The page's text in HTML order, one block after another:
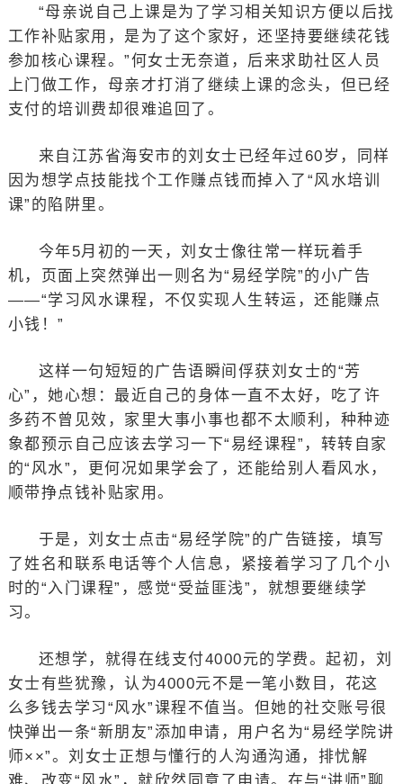
“母亲说自己上课是为了学习相关知识方便以后找
工作补贴家用，是为了这个家好，还坚持要继续花钱
参加核心课程。”何女士无奈道，后来求助社区人员
上门做工作，母亲才打消了继续上课的念头，但已经
支付的培训费却很难追回了。
来自江苏省海安市的刘女士已经年过60岁，同样
因为想学点技能找个工作赚点钱而掉入了“风水培训
课”的陷阱里。
今年5月初的一天，刘女士像往常一样玩着手
机，页面上突然弹出一则名为“易经学院”的小广告
——“学习风水课程，不仅实现人生转运，还能赚点
小钱！”
这样一句短短的广告语瞬间俘获刘女士的“芳
心”，她心想：最近自己的身体一直不太好，吃了许
多药不曾见效，家里大事小事也都不太顺利，种种迹
象都预示自己应该去学习一下“易经课程”，转转自家
的“风水”，更何况如果学会了，还能给别人看风水，
顺带挣点钱补贴家用。
于是，刘女士点击“易经学院”的广告链接，填写
了姓名和联系电话等个人信息，紧接着学习了几个小
时的“入门课程”，感觉“受益匪浅”，就想要继续学
习。
还想学，就得在线支付4000元的学费。起初，刘
女士有些犹豫，认为4000元不是一笔小数目，花这
么多钱去学习“风水”课程不值当。但她的社交账号很
快弹出一条“新朋友”添加申请，用户名为“易经学院讲
师××”。刘女士正想与懂行的人沟通沟通，排忧解